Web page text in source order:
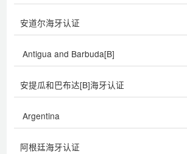
安道尔海牙认证
Antigua and Barbuda[B]
安提瓜和巴布达[B]海牙认证
Argentina
阿根廷海牙认证